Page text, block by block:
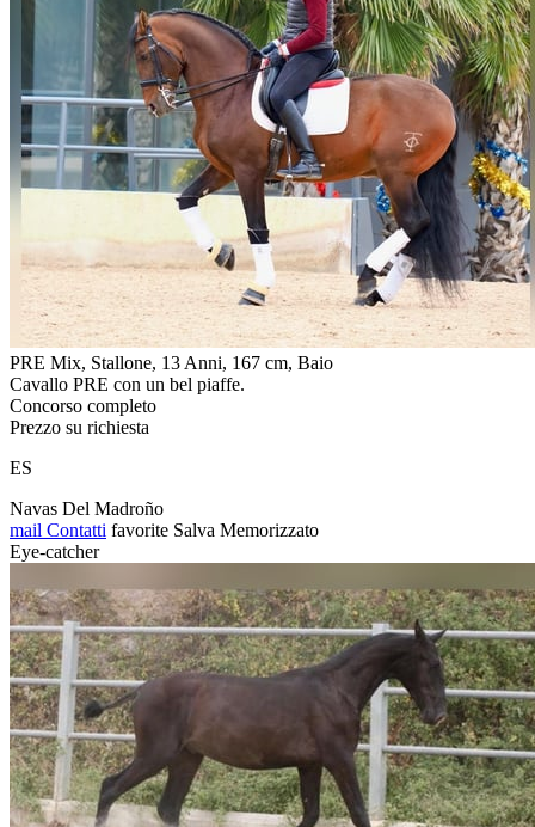
PRE Mix, Stallone, 13 Anni, 167 cm, Baio
Cavallo PRE con un bel piaffe.
Concorso completo
Prezzo su richiesta
ES
Navas Del Madroño
mail Contatti favorite Salva Memorizzato
Eye-catcher